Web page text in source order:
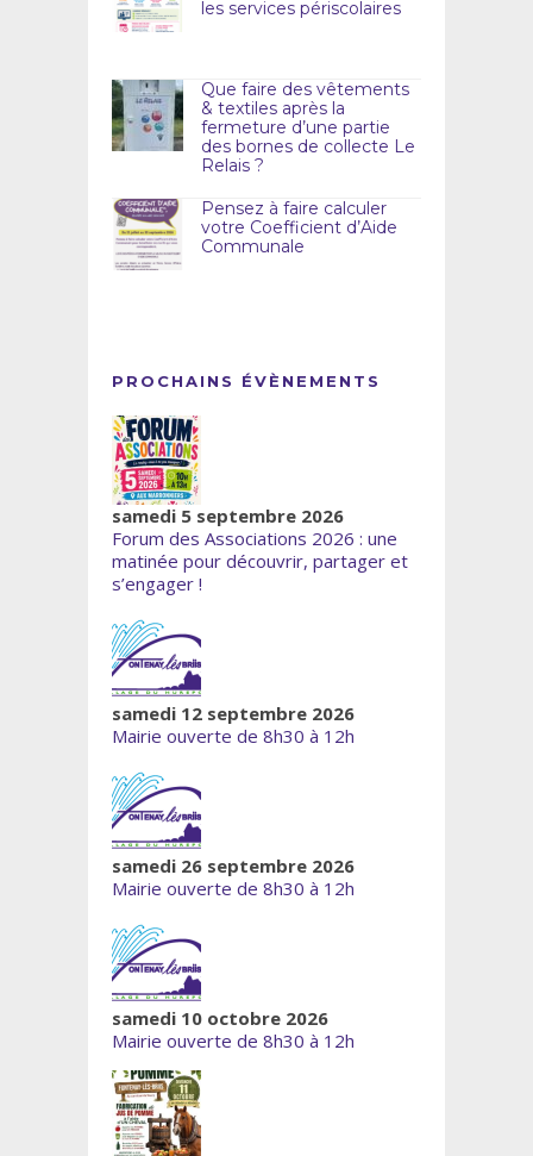
les services périscolaires
Que faire des vêtements
& textiles après la
fermeture d’une partie
des bornes de collecte Le
Relais ?
Pensez à faire calculer
votre Coefficient d’Aide
Communale
PROCHAINS ÉVÈNEMENTS
samedi 5 septembre 2026
Forum des Associations 2026 : une
matinée pour découvrir, partager et
s’engager !
samedi 12 septembre 2026
Mairie ouverte de 8h30 à 12h
samedi 26 septembre 2026
Mairie ouverte de 8h30 à 12h
samedi 10 octobre 2026
Mairie ouverte de 8h30 à 12h